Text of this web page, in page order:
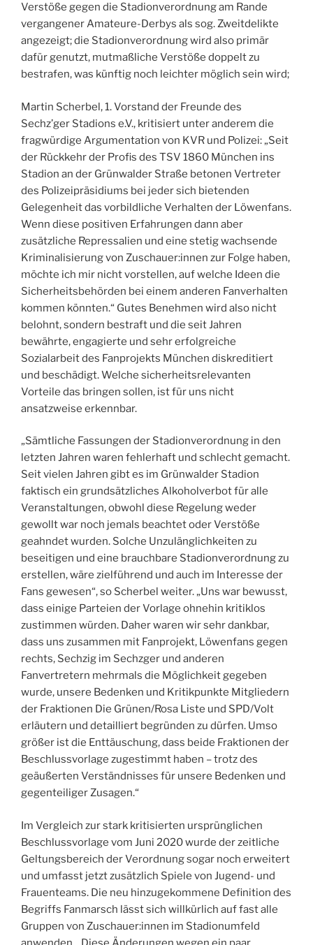
Verstöße gegen die Stadionverordnung am Rande
vergangener Amateure-Derbys als sog. Zweitdelikte
angezeigt; die Stadionverordnung wird also primär
dafür genutzt, mutmaßliche Verstöße doppelt zu
bestrafen, was künftig noch leichter möglich sein wird;
Martin Scherbel, 1. Vorstand der Freunde des
Sechz’ger Stadions e.V., kritisiert unter anderem die
fragwürdige Argumentation von KVR und Polizei: „Seit
der Rückkehr der Profis des TSV 1860 München ins
Stadion an der Grünwalder Straße betonen Vertreter
des Polizeipräsidiums bei jeder sich bietenden
Gelegenheit das vorbildliche Verhalten der Löwenfans.
Wenn diese positiven Erfahrungen dann aber
zusätzliche Repressalien und eine stetig wachsende
Kriminalisierung von Zuschauer:innen zur Folge haben,
möchte ich mir nicht vorstellen, auf welche Ideen die
Sicherheitsbehörden bei einem anderen Fanverhalten
kommen könnten.“ Gutes Benehmen wird also nicht
belohnt, sondern bestraft und die seit Jahren
bewährte, engagierte und sehr erfolgreiche
Sozialarbeit des Fanprojekts München diskreditiert
und beschädigt. Welche sicherheitsrelevanten
Vorteile das bringen sollen, ist für uns nicht
ansatzweise erkennbar.
„Sämtliche Fassungen der Stadionverordnung in den
letzten Jahren waren fehlerhaft und schlecht gemacht.
Seit vielen Jahren gibt es im Grünwalder Stadion
faktisch ein grundsätzliches Alkoholverbot für alle
Veranstaltungen, obwohl diese Regelung weder
gewollt war noch jemals beachtet oder Verstöße
geahndet wurden. Solche Unzulänglichkeiten zu
beseitigen und eine brauchbare Stadionverordnung zu
erstellen, wäre zielführend und auch im Interesse der
Fans gewesen“, so Scherbel weiter. „Uns war bewusst,
dass einige Parteien der Vorlage ohnehin kritiklos
zustimmen würden. Daher waren wir sehr dankbar,
dass uns zusammen mit Fanprojekt, Löwenfans gegen
rechts, Sechzig im Sechzger und anderen
Fanvertretern mehrmals die Möglichkeit gegeben
wurde, unsere Bedenken und Kritikpunkte Mitgliedern
der Fraktionen Die Grünen/Rosa Liste und SPD/Volt
erläutern und detailliert begründen zu dürfen. Umso
größer ist die Enttäuschung, dass beide Fraktionen der
Beschlussvorlage zugestimmt haben – trotz des
geäußerten Verständnisses für unsere Bedenken und
gegenteiliger Zusagen.“
Im Vergleich zur stark kritisierten ursprünglichen
Beschlussvorlage vom Juni 2020 wurde der zeitliche
Geltungsbereich der Verordnung sogar noch erweitert
und umfasst jetzt zusätzlich Spiele von Jugend- und
Frauenteams. Die neu hinzugekommene Definition des
Begriffs Fanmarsch lässt sich willkürlich auf fast alle
Gruppen von Zuschauer:innen im Stadionumfeld